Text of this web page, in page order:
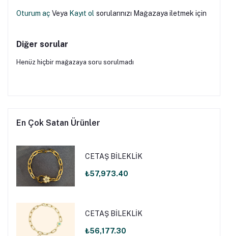
Oturum aç Veya Kayıt ol sorularınızı Mağazaya iletmek için
Diğer sorular
Henüz hiçbir mağazaya soru sorulmadı
En Çok Satan Ürünler
CETAŞ BİLEKLİK
₺57,973.40
CETAŞ BİLEKLİK
₺56,177.30